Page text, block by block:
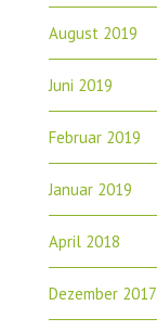
August 2019
Juni 2019
Februar 2019
Januar 2019
April 2018
Dezember 2017